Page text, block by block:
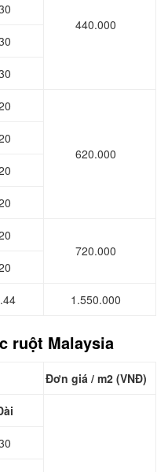
440.000
620.000
720.000
1.550.000
ruột Malaysia
Đơn giá / m2 (VNĐ)